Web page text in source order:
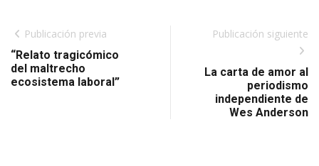
Publicación previa
“Relato tragicómico
del maltrecho
ecosistema laboral”
Publicación siguiente
La carta de amor al
periodismo
independiente de
Wes Anderson